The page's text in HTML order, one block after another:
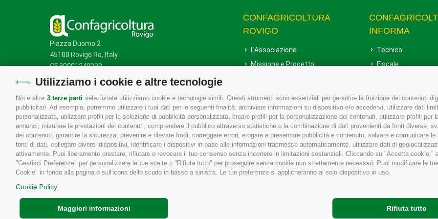
Utilizziamo i cookie e altre tecnologie
Noi e altre 3 terze parti selezionate utilizziamo cookie e tecnologie simili. Questi strumenti sono essenziali per garantire la fruizione dei contenuti
pubblicitari. Ad esempio, potremmo utilizzare i tuoi dati per le seguenti finalità: archiviare informazioni su dispositivo e/o accedervi, utilizzare dati
personalizzata, utilizzare profili per la selezione di pubblicità personalizzata, creare profili per la personalizzazione dei contenuti, utilizzare profili
annunci, misurare le prestazioni dei contenuti, comprendere il pubblico attraverso statistiche o la combinazione di dati provenienti da fonti diverse,
dei contenuti, garantire la sicurezza, prevenire e rilevare frodi, correggere errori, erogare e presentare pubblicità e contenuto, salvare e comunicare
fonti di dati, collegare diversi dispositivi, identificare i dispositivi in base alle informazioni trasmesse automaticamente, utilizzare dati di
attivamente. Puoi liberamente prestare, rifiutare o revocare il tuo consenso senza incorrere in limitazioni sostanziali. Cliccando su "Accetta
"Gestisci Preferenze" per personalizzare le tue scelte o "Rifiuta tutto" per proseguire senza cookie non strettamente necessari. Puoi modificare le
Cookie" in fondo alla pagina o sull'icona dello scudo in basso a sinistra. Le tue preferenze si applicheranno al solo dispositivo in uso.
Cookie Policy
Rifiuta tutto
Maggiori informazioni
Piazza Duomo 2
45100 Rovigo Ro, Italy
CF 80001240292
Mappa del sito/Privacy Policy /Cookie Policy
CONFAGRICOLTURA
ROVIGO
L'Associazione
Missione e Progetto
Uffici della Sede provinciale
Le Sedi di Zona
Agricoltori S.r.l.
Whistleblowing Confagricoltura
Rovigo e Agricoltori srl
INFORMA
Tecnico
Fiscale
Associazione
Copyrights © 2026 Tutti i diritti sono riservati - Confagricoltura Rovigo